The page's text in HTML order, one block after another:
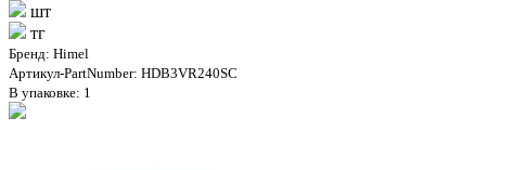
шт
тг
Бренд: Himel
Артикул-PartNumber: HDB3VR240SC
В упаковке: 1